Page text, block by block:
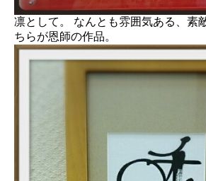
凛として。 なんとも雰囲気ある、素
ちらが恩師の作品。